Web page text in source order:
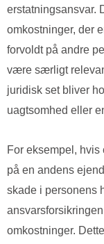
erstatningsansvar.
omkostninger, der
forvoldt på andre
være særligt
juridisk set bliver
uagtsomhed eller
For eksempel,
på en andens
skade i personens
omkostninger.